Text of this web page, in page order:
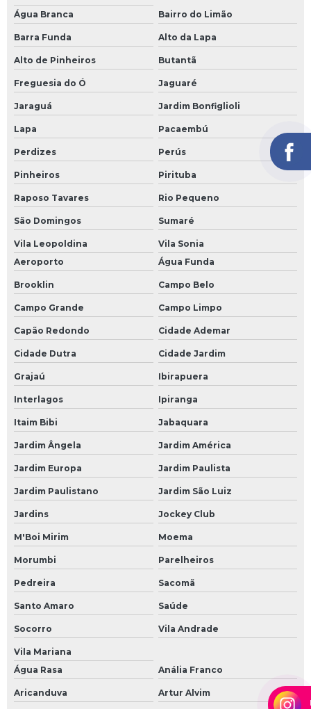
Treliça estrutural
Treliça para coluna de concreto preço
Treliça para construção civil
Treliça para laje
Treliças para construção
Vergalhão 3 8 12m preço
Vergalhão 5mm
Vergalhão 8mm
Vergalhão à venda
Vergalhão de 1 2
Vergalhão de 1 4
Vergalhão de aço preço
Vergalhão de ferro
Vergalhão de ferro 10mm
Vergalhão de ferro 10mm preço
Vergalhão de ferro 3 4
Vergalhão de ferro 3 8
Vergalhão de ferro 5 16
Vergalhão de ferro 5mm
Vergalhão de ferro para construção
Vergalhão para coluna
Vergalhão para construção
Vergalhão para construção civil
Vergalhão para construção civil preço
Vergalhões para fazer coluna
Água Branca
Bairro do Limão
Barra Funda Alto da Lapa
Alto de Pinheiros Butantã
Freguesia do Ó Jaguaré
Jaraguá Jardim Bonfiglioli
Lapa Pacaembú
Perdizes Perús
Pinheiros Pirituba
Raposo Tavares Rio Pequeno
São Domingos Sumaré
Vila Leopoldina
Vila Sonia
Aeroporto
Água Funda
Brooklin Campo Belo
Campo Grande Campo Limpo
Capão Redondo Cidade Ademar
Cidade Dutra Cidade Jardim
Grajaú Ibirapuera
Interlagos Ipiranga
Itaim Bibi Jabaquara
Jardim Ângela Jardim América
Jardim Europa Jardim Paulista
Jardim Paulistano Jardim São Luiz
Jardins Jockey Club
M'Boi Mirim Moema
Morumbi Parelheiros
Pedreira Sacomã
Santo Amaro Saúde
Socorro Vila Andrade
Vila Mariana
Água Rasa
Anália Franco
Aricanduva Artur Alvim